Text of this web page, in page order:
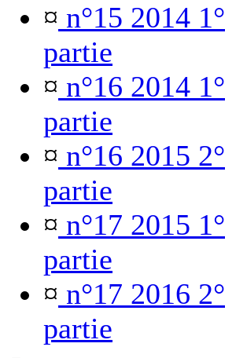
¤ n°15 2014 1°
partie
¤ n°16 2014 1°
partie
¤ n°16 2015 2°
partie
¤ n°17 2015 1°
partie
¤ n°17 2016 2°
partie